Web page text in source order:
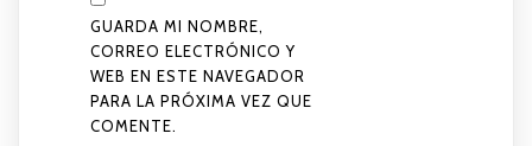
GUARDA MI NOMBRE,
CORREO ELECTRÓNICO Y
WEB EN ESTE NAVEGADOR
PARA LA PRÓXIMA VEZ QUE
COMENTE.